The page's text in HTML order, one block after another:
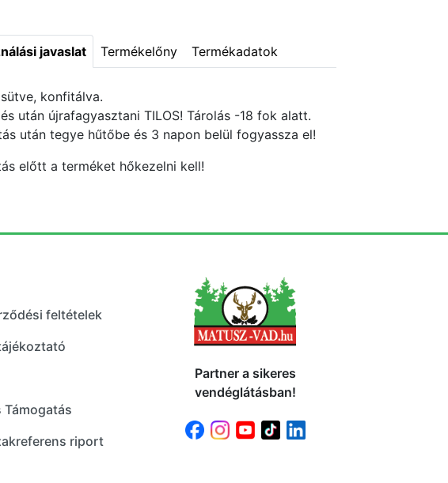
javaslat Termékelőny Termékadatok
konfitálva.
után újrafagyasztani TILOS! Tárolás -18 fok alatt.
után tegye hűtőbe és 3 napon belül fogyassza el!
előtt a terméket hőkezelni kell!
feltételek
Támogatás
riport
Partner a sikeres
vendéglátásban!